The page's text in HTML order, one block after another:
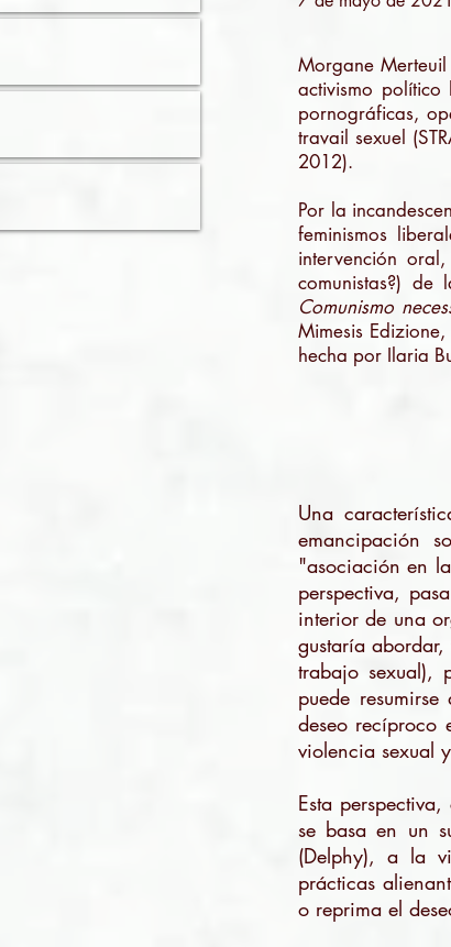
Morgane
activismo
pornográficas,
travail sexuel
2012).
Por la
feminismos
intervención
comunistas?)
Comunismo
Mimesis
hecha por Ilaria
Una
emancipación
"asociación en
perspectiva,
interior de una
gustaría
trabajo sexual),
puede
deseo recíproco
violencia sexual
Esta
se basa en un
(Delphy), a la
prácticas
o reprima el